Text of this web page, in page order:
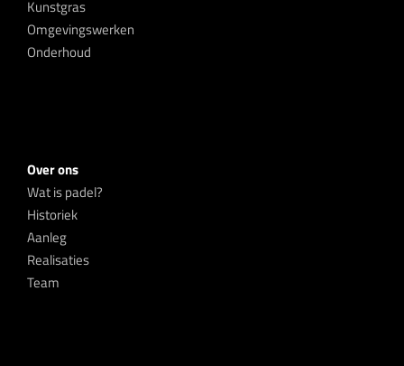
Kunstgras
Omgevingswerken
Onderhoud
Over ons
Wat is padel?
Historiek
Aanleg
Realisaties
Team